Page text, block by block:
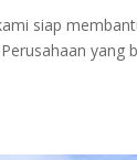
siap